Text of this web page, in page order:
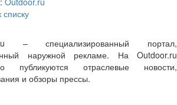
списку
– специализированный портал,
наружной рекламе. На Outdoor.ru
публикуются отраслевые новости,
и обзоры прессы.